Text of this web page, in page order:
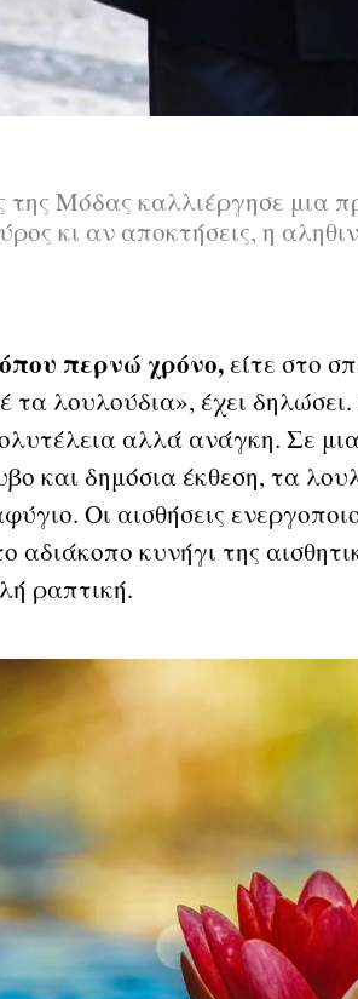
της Μόδας καλλιέργησε μια
κι αν αποκτήσεις, η
περνώ χρόνο,είτε στο
τα λουλούδια», έχει
αλλά ανάγκη. Σε
και δημόσια έκθεση, τα
Οι αισθήσεις
αδιάκοπο κυνήγι της
ραπτική.